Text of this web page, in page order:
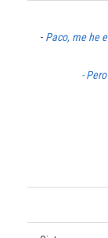
- Paco, me he
-